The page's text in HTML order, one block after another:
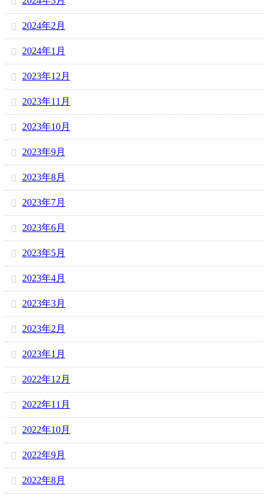
2024年2月
2024年1月
2023年12月
2023年11月
2023年10月
2023年9月
2023年8月
2023年7月
2023年6月
2023年5月
2023年4月
2023年3月
2023年2月
2023年1月
2022年12月
2022年11月
2022年10月
2022年9月
2022年8月